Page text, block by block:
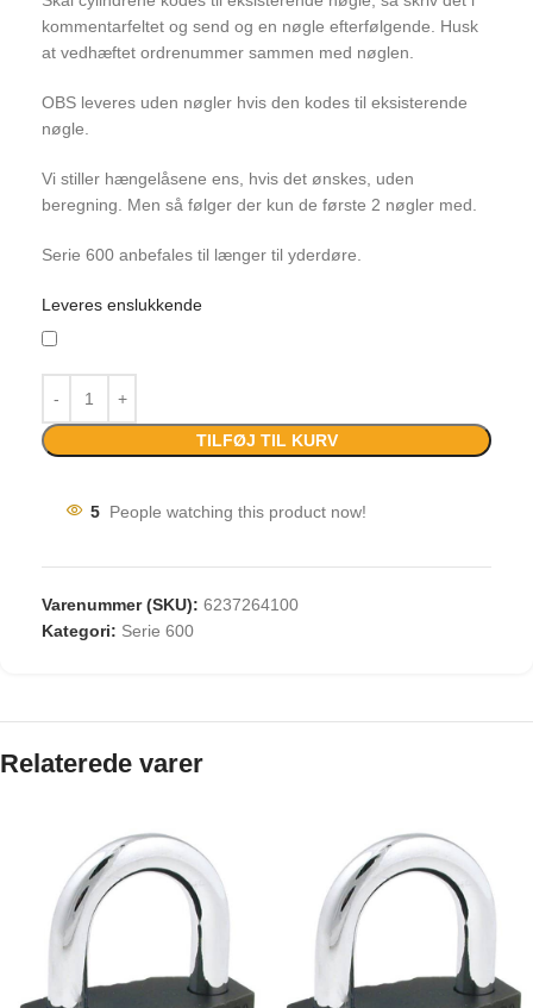
kommentarfeltet og send og en nøgle efterfølgende. Husk
at vedhæftet ordrenummer sammen med nøglen.
OBS leveres uden nøgler hvis den kodes til eksisterende
nøgle.
Vi stiller hængelåsene ens, hvis det ønskes, uden
beregning. Men så følger der kun de første 2 nøgler med.
Serie 600 anbefales til længer til yderdøre.
Leveres enslukkende
TILFØJ TIL KURV
5 People watching this product now!
Varenummer (SKU): 6237264100
Kategori: Serie 600
Relaterede varer